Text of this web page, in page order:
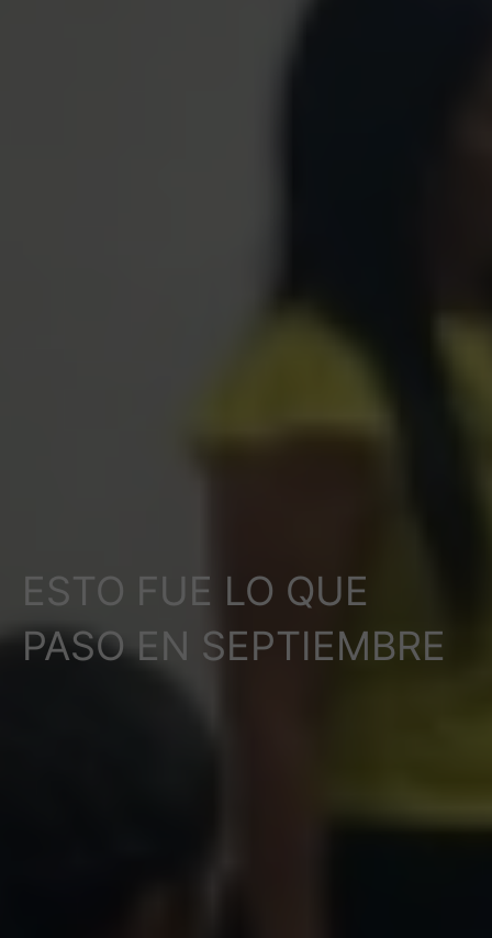
ESTO FUE LO QUE
PASO EN SEPTIEMBRE